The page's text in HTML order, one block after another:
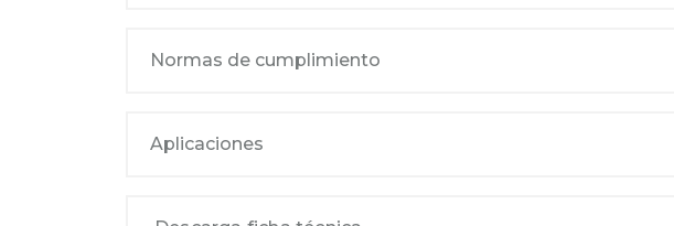
Normas de cumplimiento
Aplicaciones